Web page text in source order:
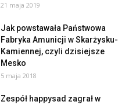
21 maja 2019
Jak powstawała Państwowa
Fabryka Amunicji w Skarżysku-
Kamiennej, czyli dzisiejsze
Mesko
5 maja 2018
Zespół happysad zagrał w